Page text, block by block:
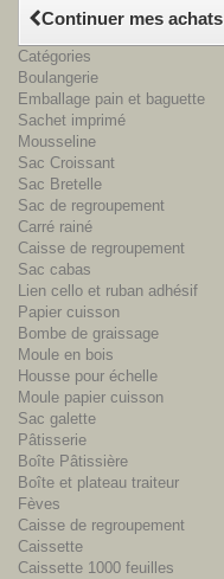
Continuer mes achats
Catégories
Boulangerie
Emballage pain et baguette
Sachet imprimé
Mousseline
Sac Croissant
Sac Bretelle
Sac de regroupement
Carré rainé
Caisse de regroupement
Sac cabas
Lien cello et ruban adhésif
Papier cuisson
Bombe de graissage
Moule en bois
Housse pour échelle
Moule papier cuisson
Sac galette
Pâtisserie
Boîte Pâtissière
Boîte et plateau traiteur
Fèves
Caisse de regroupement
Caissette
Caissette 1000 feuilles